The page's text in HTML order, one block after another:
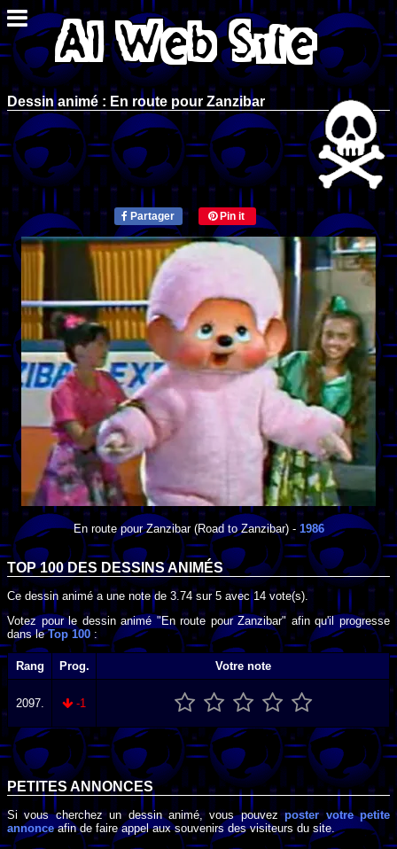
Dessin animé : En route pour Zanzibar
Partager Pin it
En route pour Zanzibar(Road to Zanzibar) - 1986
TOP 100 DES DESSINS ANIMÉS
Ce dessin animé a une note de 3.74sur5 avec14 vote(s).
Votez pour le dessin animé "En route pour Zanzibar" afin qu'il progresse
dans leTop 100 :
Rang Prog. Votre note
2097. -1
PETITES ANNONCES
Si vous cherchez un dessin animé, vous pouvezposter votre petite
annonceafin de faire appel aux souvenirs des visiteurs du site.